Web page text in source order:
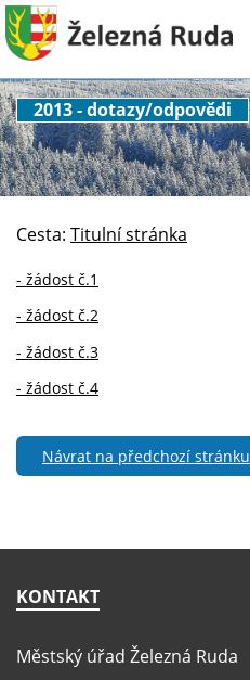
2013 - dotazy/odpovědi
Cesta: Titulní stránka
- žádost č.1
- žádost č.2
- žádost č.3
- žádost č.4
Návrat na předchozí stránku
KONTAKT
Městský úřad Železná Ruda